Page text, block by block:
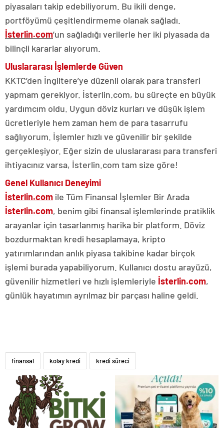
piyasaları takip edebiliyorum. Bu ikili denge,
portföyümü çeşitlendirmeme olanak sağladı.
İsterlin.com’un sağladığı verilerle her iki piyasada da
bilinçli kararlar alıyorum.
Uluslararası İşlemlerde Güven
KKTC’den İngiltere’ye düzenli olarak para transferi
yapmam gerekiyor. İsterlin.com, bu süreçte en büyük
yardımcım oldu. Uygun döviz kurları ve düşük işlem
ücretleriyle hem zaman hem de para tasarrufu
sağlıyorum. İşlemler hızlı ve güvenilir bir şekilde
gerçekleşiyor. Eğer sizin de uluslararası para transferi
ihtiyacınız varsa, İsterlin.com tam size göre!
Genel Kullanıcı Deneyimi
İsterlin.com ile Tüm Finansal İşlemler Bir Arada
İsterlin.com, benim gibi finansal işlemlerinde pratiklik
arayanlar için tasarlanmış harika bir platform. Döviz
bozdurmaktan kredi hesaplamaya, kripto
yatırımlarından anlık piyasa takibine kadar birçok
işlemi burada yapabiliyorum. Kullanıcı dostu arayüzü,
güvenilir hizmetleri ve hızlı işlemleriyle İsterlin.com,
günlük hayatımın ayrılmaz bir parçası haline geldi.
finansal kolay kredi kredi süreci